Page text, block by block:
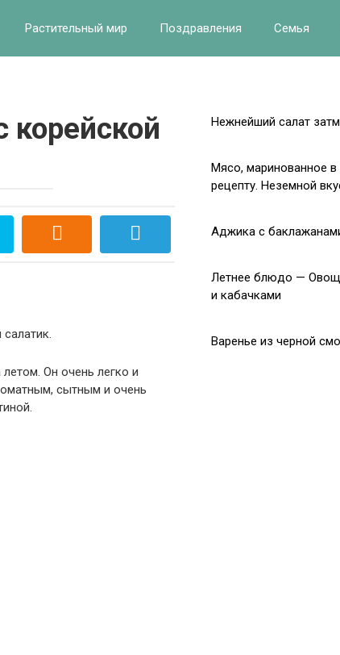
Растительный мир Поздравления Семья
Он очень легко и
сытным и очень
Нежнейший салат
Мясо, маринованное в
рецепту. Неземной
Аджика с
Летнее блюдо —
и кабачками
Варенье из черной